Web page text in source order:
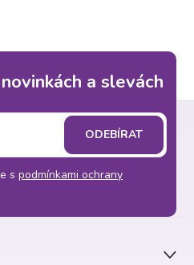
a slevách
s podmínkami ochrany
ODEBÍRAT